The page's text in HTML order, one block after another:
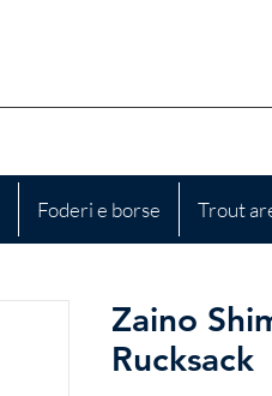
Foderi e borse Trout
Zaino
Rucksack